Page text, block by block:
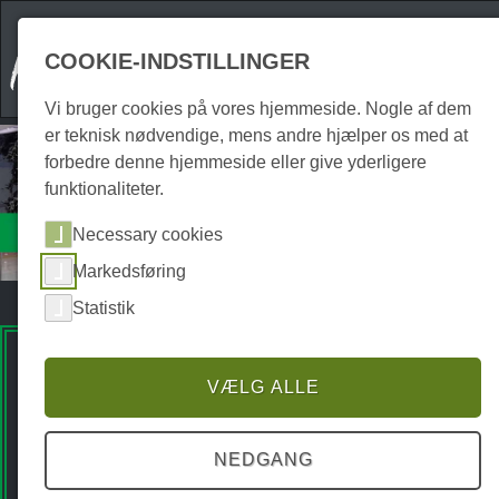
Attraktioner
Sportsfaciliteter
Premium Spots
COOKIE-INDSTILLINGER
Vi bruger cookies på vores hjemmeside. Nogle af dem
er teknisk nødvendige, mens andre hjælper os med at
forbedre denne hjemmeside eller give yderligere
funktionaliteter.
Necessary cookies
Markedsføring
Statistik
VÆLG ALLE
NEDGANG